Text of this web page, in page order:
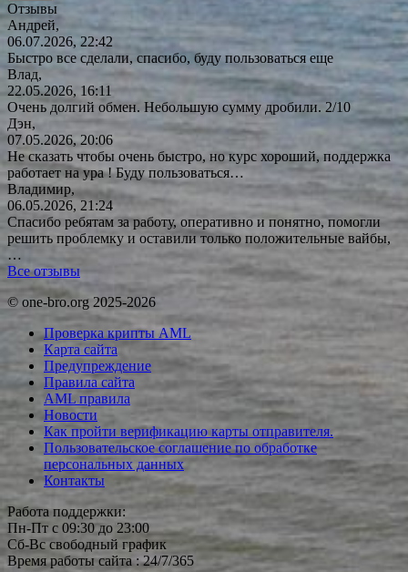
Отзывы
Андрей,
06.07.2026, 22:42
Быстро все сделали, спасибо, буду пользоваться еще
Влад,
22.05.2026, 16:11
Очень долгий обмен. Небольшую сумму дробили. 2/10
Дэн,
07.05.2026, 20:06
Не сказать чтобы очень быстро, но курс хороший, поддержка
работает на ура ! Буду пользоваться…
Владимир,
06.05.2026, 21:24
Спасибо ребятам за работу, оперативно и понятно, помогли
решить проблемку и оставили только положительные вайбы,
…
Все отзывы
© one-bro.org 2025-2026
Проверка крипты AML
Карта сайта
Предупреждение
Правила сайта
AML правила
Новости
Как пройти верификацию карты отправителя.
Пользовательское соглашение по обработке
персональных данных
Контакты
Работа поддержки:
Пн-Пт с 09:30 до 23:00
Сб-Вс свободный график
Время работы сайта : 24/7/365